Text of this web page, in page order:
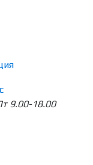
9.00-18.00